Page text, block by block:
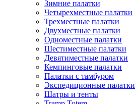
Зимние палатки
Четырехместные палатки
Трехместные палатки
Двухместные палатки
Одноместные палатки
Шестиместные палатки
Девятиместные палатки
Кемпинговые палатки
Палатки с тамбуром
Экспедиционные палатки
Шатры и тенты